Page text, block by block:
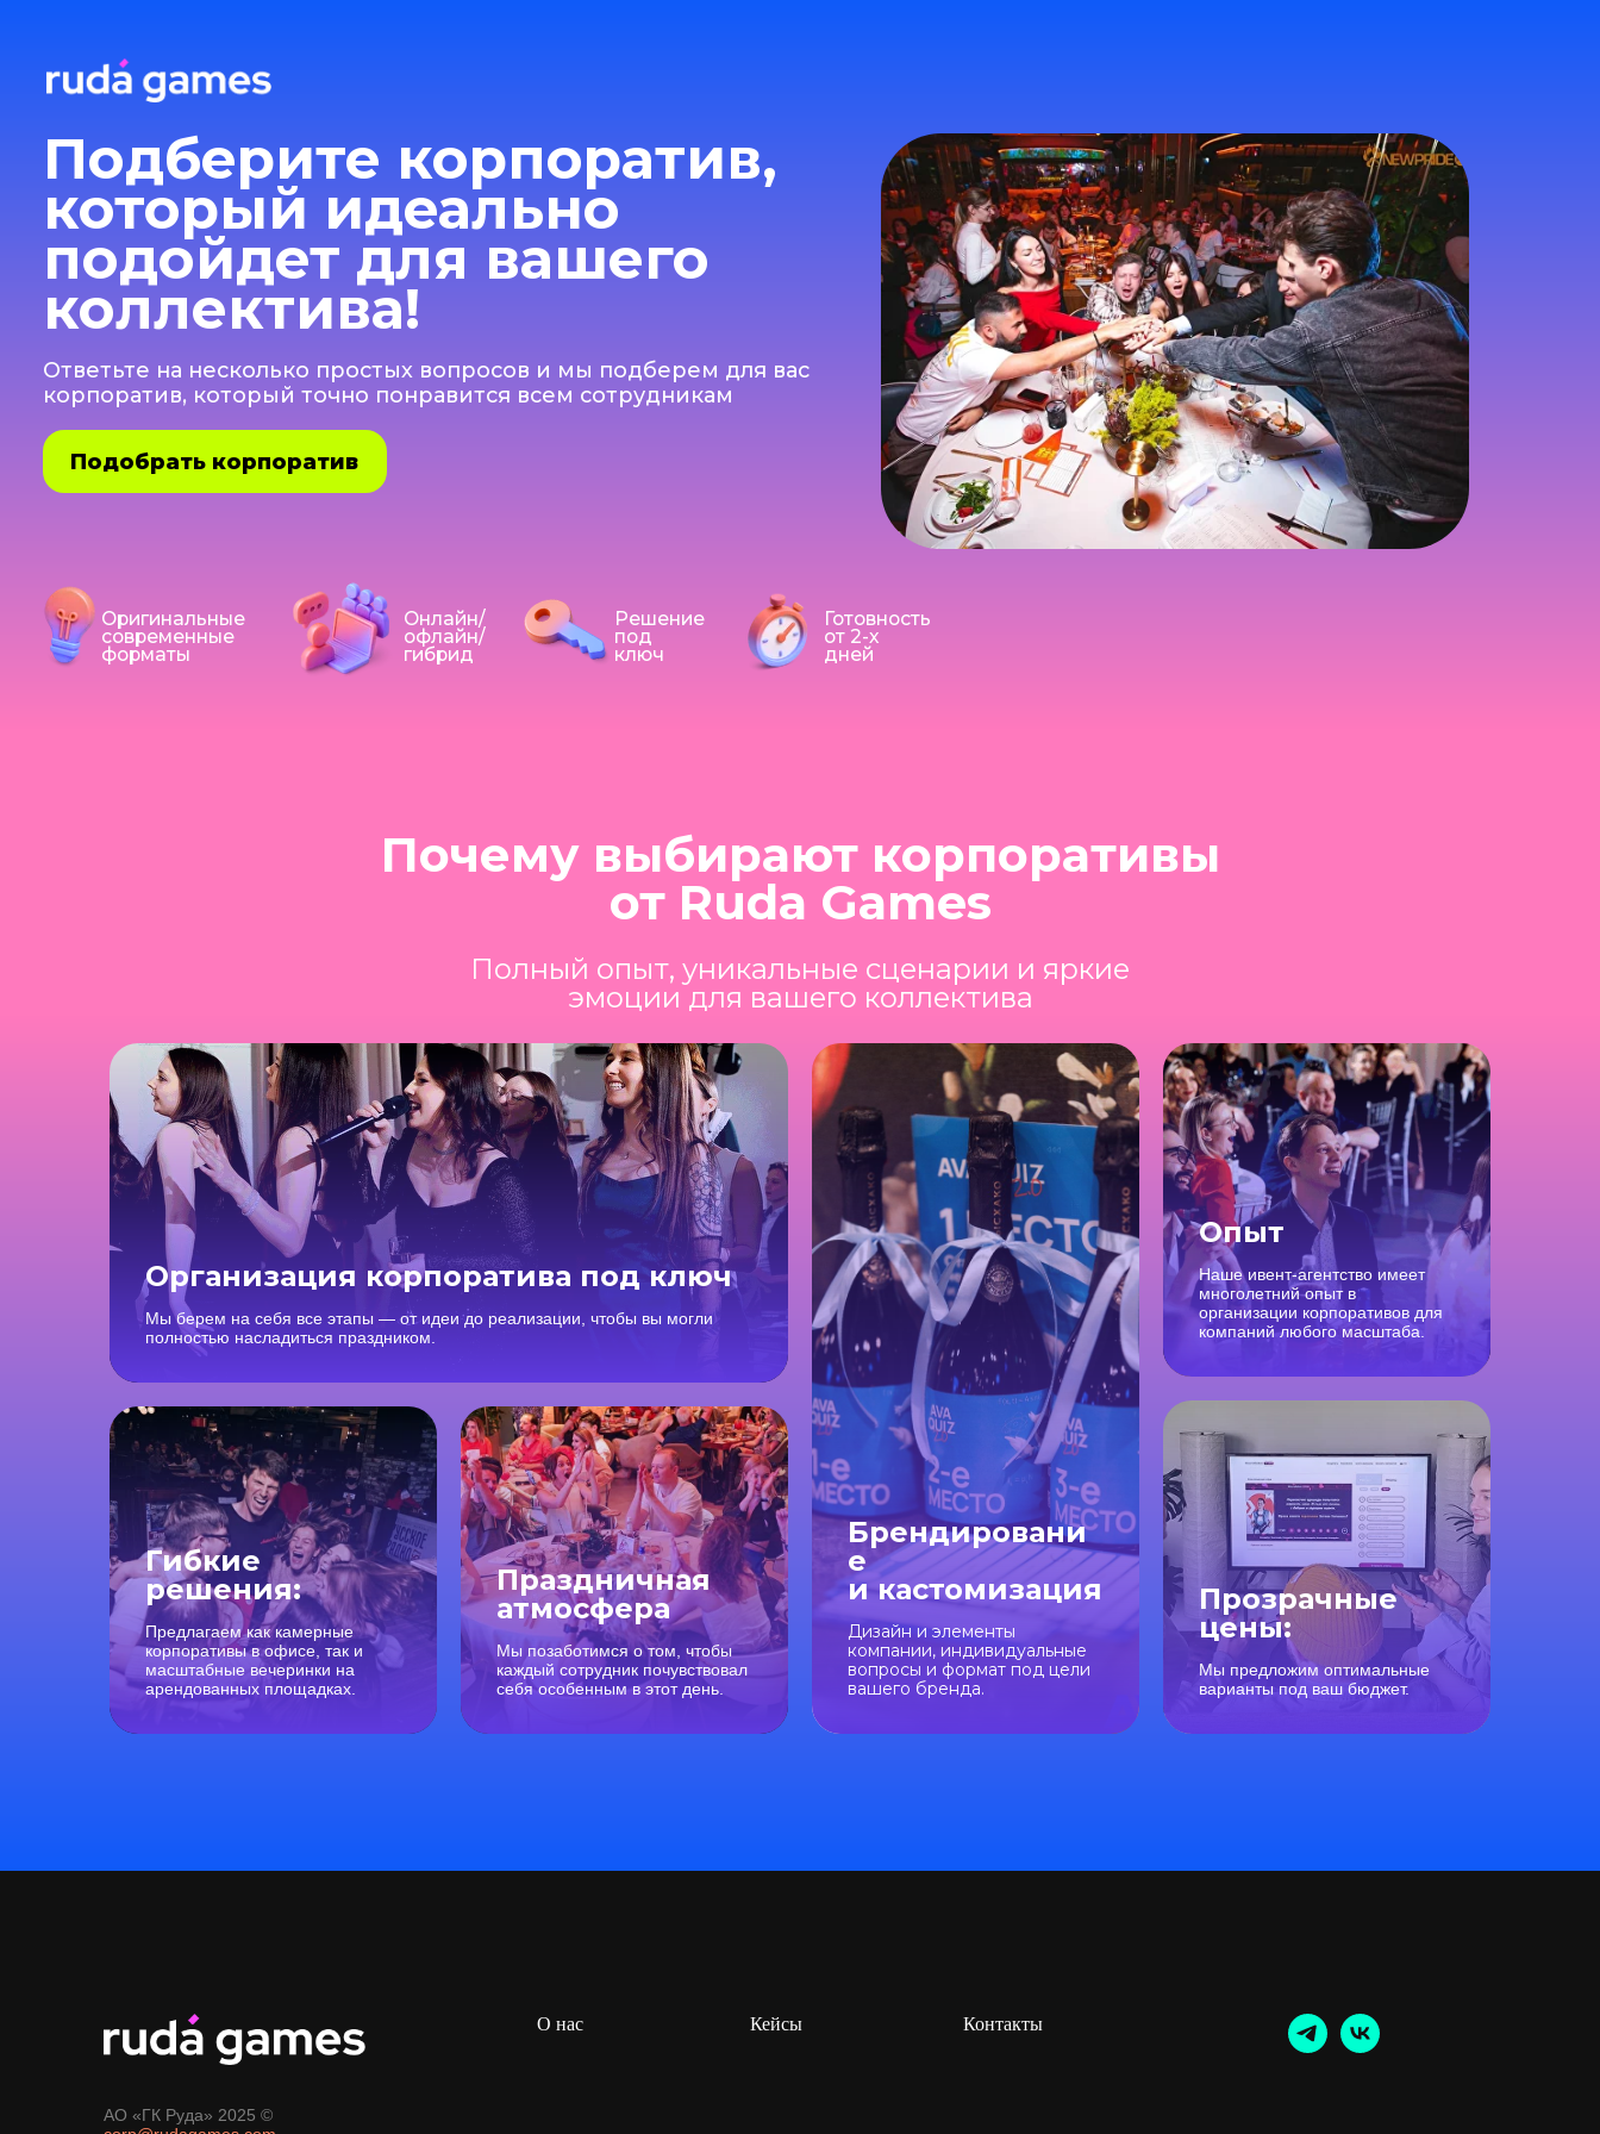
Подберите корпоратив,
который идеально
подойдет для вашего
коллектива!
гибрид
Ответьте на несколько простых вопросов и мы подберем для вас
Подобрать корпоратив
Почему выбирают корпоративы
от Ruda Games
Полный опыт, уникальные сценарии и яркие
эмоции для вашего коллектива
Организация корпоратива под ключ
Мы берем на себя все этапы — от идеи до реализации, чтобы вы могли
полностью насладиться праздником.
Гибкие
решения:
Предлагаем как камерные
корпоративы в офисе, так и
масштабные вечеринки на
арендованных площадках.
Праздничная
атмосфера
Мы позаботимся о том, чтобы
каждый сотрудник почувствовал
себя особенным в этот день.
Брендировани
е
и кастомизация
Дизайн и элементы
компании, индивидуальные
вопросы и формат под цели
вашего бренда.
Опыт
Наше ивент-агентство имеет
многолетний опыт в
организации корпоративов для
компаний любого масштаба.
Прозрачные
цены:
Мы предложим оптимальные
варианты под ваш бюджет.
АО «ГК Руда» 2025 ©
О нас Кейсы Контакты